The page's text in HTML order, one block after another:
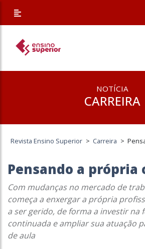
NOTÍCIA
CARREIRA
Revista Ensino Superior > Carreira >
Pensando a própria
Com mudanças no mercado de
começa a enxergar a própria
a ser gerido, de forma a investir na
continuada e ampliar sua atuação
de aula